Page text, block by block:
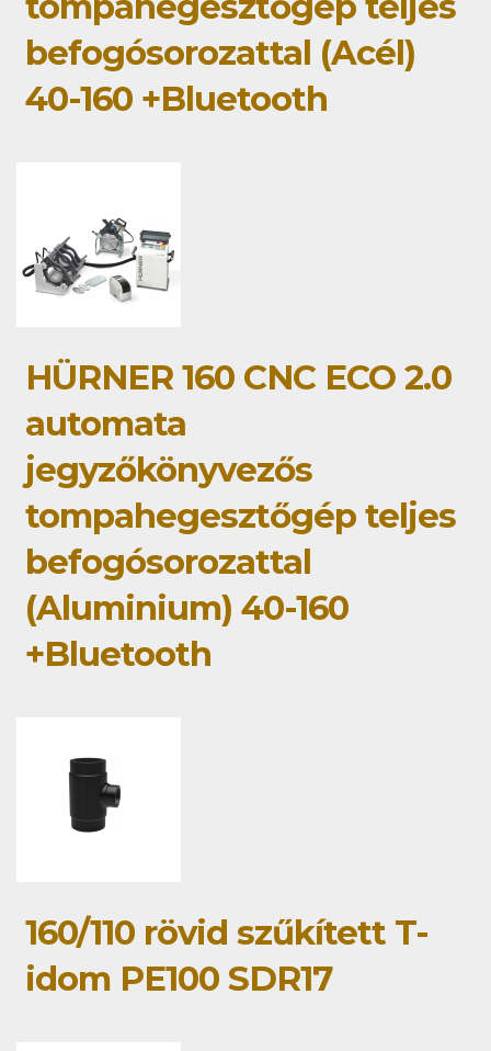
befogósorozattal (Acél)
40-160 +Bluetooth
HÜRNER 160 CNC ECO 2.0
automata
jegyzőkönyvezős
tompahegesztőgép teljes
befogósorozattal
(Aluminium) 40-160
+Bluetooth
160/110 rövid szűkített T-
idom PE100 SDR17